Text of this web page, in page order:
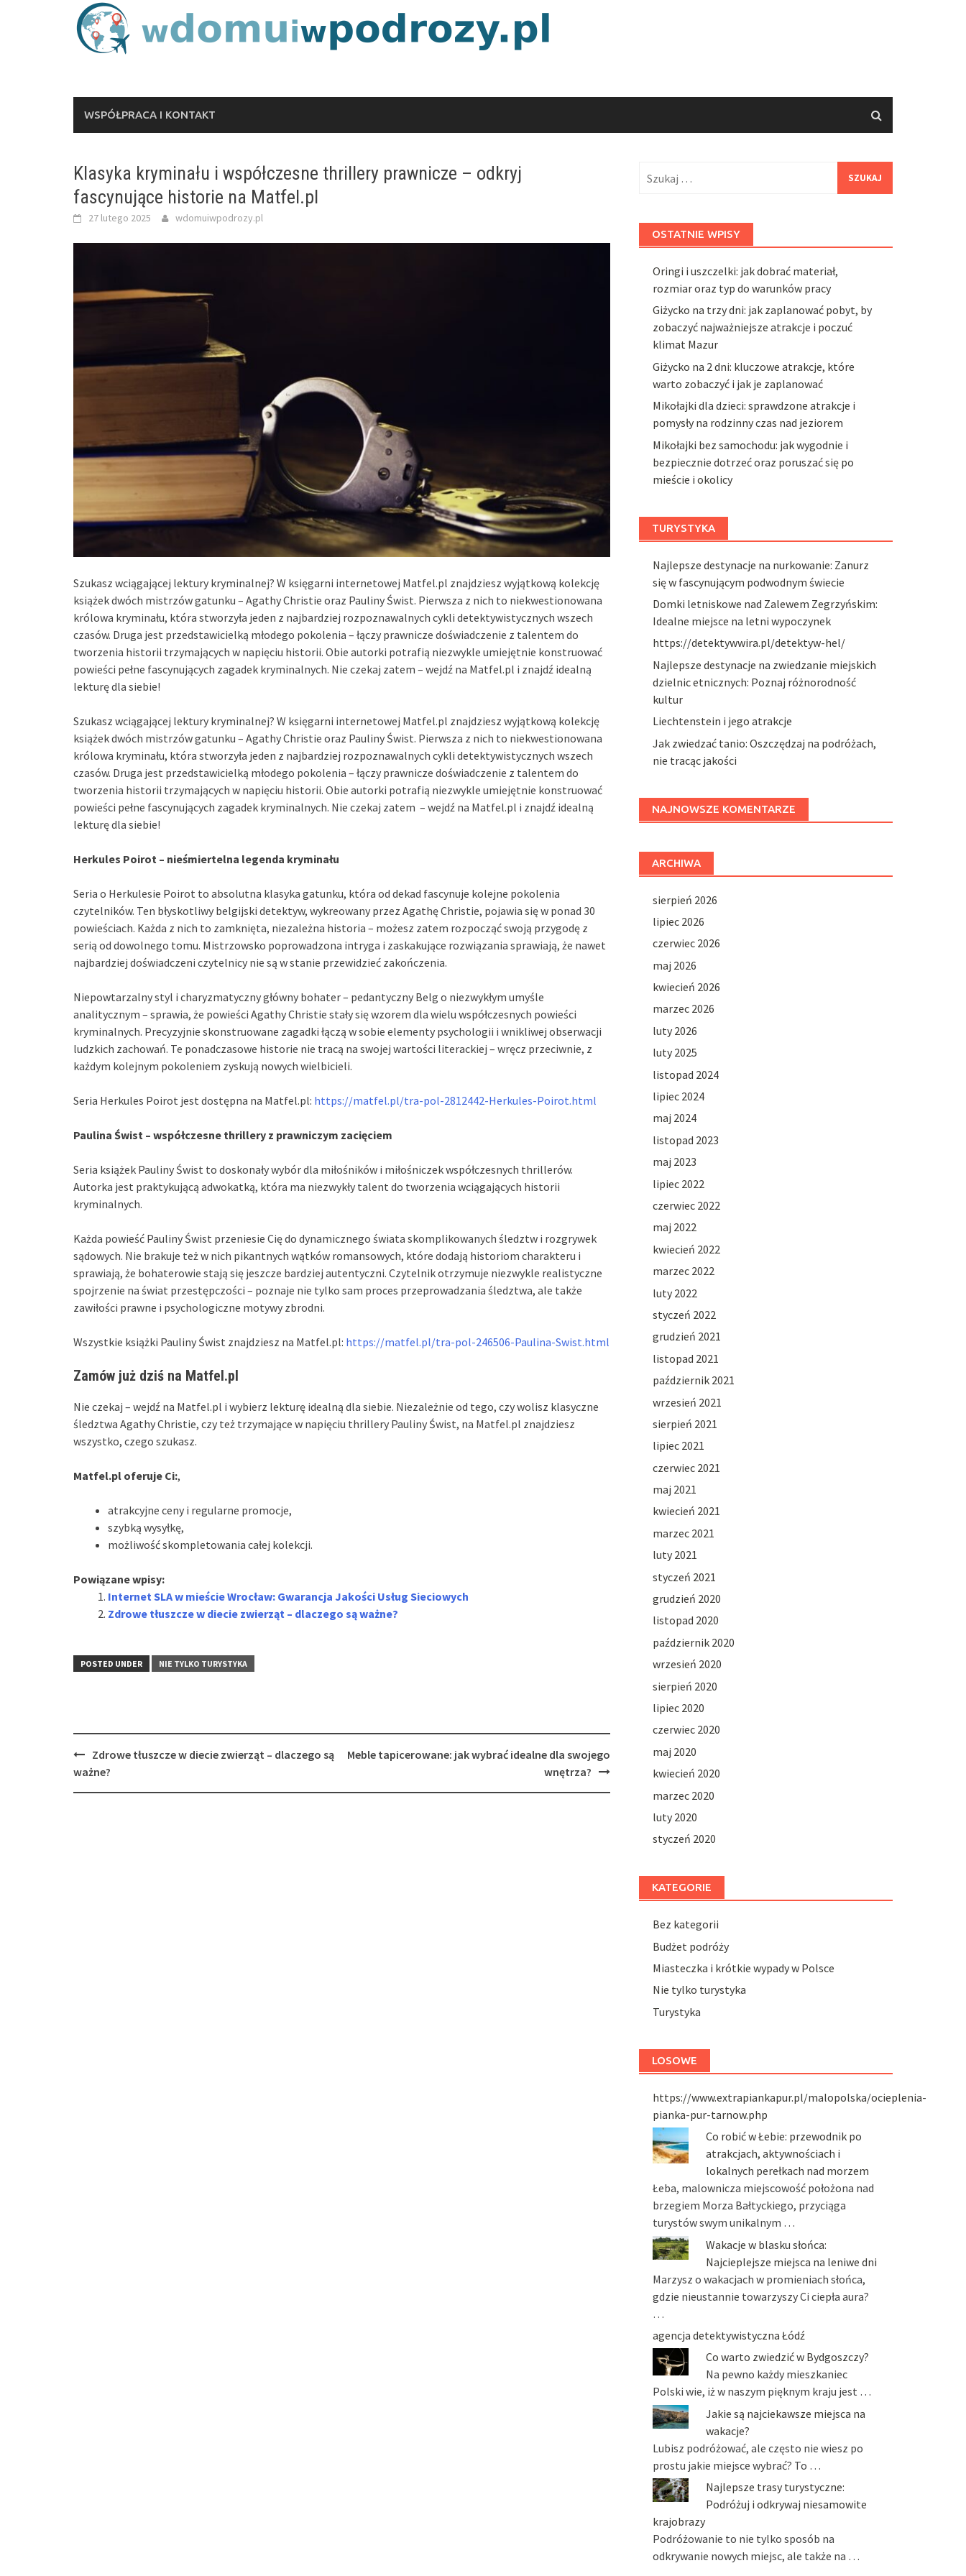
WSPÓŁPRACA I KONTAKT
Klasyka kryminału i współczesne thrillery prawnicze – odkryj
fascynujące historie na Matfel.pl
27 lutego 2025 wdomuiwpodrozy.pl
Szukasz wciągającej lektury kryminalnej? W księgarni internetowej Matfel.pl znajdziesz wyjątkową kolekcję
książek dwóch mistrzów gatunku – Agathy Christie oraz Pauliny Świst. Pierwsza z nich to niekwestionowana
królowa kryminału, która stworzyła jeden z najbardziej rozpoznawalnych cykli detektywistycznych wszech
czasów. Druga jest przedstawicielką młodego pokolenia – łączy prawnicze doświadczenie z talentem do
tworzenia historii trzymających w napięciu historii. Obie autorki potrafią niezwykle umiejętnie konstruować
powieści pełne fascynujących zagadek kryminalnych. Nie czekaj zatem – wejdź na Matfel.pl i znajdź idealną
lekturę dla siebie!
Szukasz wciągającej lektury kryminalnej? W księgarni internetowej Matfel.pl znajdziesz wyjątkową kolekcję
książek dwóch mistrzów gatunku – Agathy Christie oraz Pauliny Świst. Pierwsza z nich to niekwestionowana
królowa kryminału, która stworzyła jeden z najbardziej rozpoznawalnych cykli detektywistycznych wszech
czasów. Druga jest przedstawicielką młodego pokolenia – łączy prawnicze doświadczenie z talentem do
tworzenia historii trzymających w napięciu historii. Obie autorki potrafią niezwykle umiejętnie konstruować
powieści pełne fascynujących zagadek kryminalnych. Nie czekaj zatem – wejdź na Matfel.pl i znajdź idealną
lekturę dla siebie!
Herkules Poirot – nieśmiertelna legenda kryminału
Seria o Herkulesie Poirot to absolutna klasyka gatunku, która od dekad fascynuje kolejne pokolenia
czytelników. Ten błyskotliwy belgijski detektyw, wykreowany przez Agathę Christie, pojawia się w ponad 30
powieściach. Każda z nich to zamknięta, niezależna historia – możesz zatem rozpocząć swoją przygodę z
serią od dowolnego tomu. Mistrzowsko poprowadzona intryga i zaskakujące rozwiązania sprawiają, że nawet
najbardziej doświadczeni czytelnicy nie są w stanie przewidzieć zakończenia.
Niepowtarzalny styl i charyzmatyczny główny bohater – pedantyczny Belg o niezwykłym umyśle
analitycznym – sprawia, że powieści Agathy Christie stały się wzorem dla wielu współczesnych powieści
kryminalnych. Precyzyjnie skonstruowane zagadki łączą w sobie elementy psychologii i wnikliwej obserwacji
ludzkich zachowań. Te ponadczasowe historie nie tracą na swojej wartości literackiej – wręcz przeciwnie, z
każdym kolejnym pokoleniem zyskują nowych wielbicieli.
Seria Herkules Poirot jest dostępna na Matfel.pl: https://matfel.pl/tra-pol-2812442-Herkules-Poirot.html
Paulina Świst – współczesne thrillery z prawniczym zacięciem
Seria książek Pauliny Świst to doskonały wybór dla miłośników i miłośniczek współczesnych thrillerów.
Autorka jest praktykującą adwokatką, która ma niezwykły talent do tworzenia wciągających historii
kryminalnych.
Każda powieść Pauliny Świst przeniesie Cię do dynamicznego świata skomplikowanych śledztw i rozgrywek
sądowych. Nie brakuje też w nich pikantnych wątków romansowych, które dodają historiom charakteru i
sprawiają, że bohaterowie stają się jeszcze bardziej autentyczni. Czytelnik otrzymuje niezwykle realistyczne
spojrzenie na świat przestępczości – poznaje nie tylko sam proces przeprowadzania śledztwa, ale także
zawiłości prawne i psychologiczne motywy zbrodni.
Wszystkie książki Pauliny Świst znajdziesz na Matfel.pl: https://matfel.pl/tra-pol-246506-Paulina-Swist.html
Zamów już dziś na Matfel.pl
Nie czekaj – wejdź na Matfel.pl i wybierz lekturę idealną dla siebie. Niezależnie od tego, czy wolisz klasyczne
śledztwa Agathy Christie, czy też trzymające w napięciu thrillery Pauliny Świst, na Matfel.pl znajdziesz
wszystko, czego szukasz.
Matfel.pl oferuje Ci:,
atrakcyjne ceny i regularne promocje,
szybką wysyłkę,
możliwość skompletowania całej kolekcji.
Powiązane wpisy:
Internet SLA w mieście Wrocław: Gwarancja Jakości Usług Sieciowych
Zdrowe tłuszcze w diecie zwierząt – dlaczego są ważne?
POSTED UNDER NIE TYLKO TURYSTYKA
Post
navigation
Zdrowe tłuszcze w diecie zwierząt – dlaczego są
ważne?
Meble tapicerowane: jak wybrać idealne dla swojego
wnętrza?
OSTATNIE WPISY
Oringi i uszczelki: jak dobrać materiał,
rozmiar oraz typ do warunków pracy
Giżycko na trzy dni: jak zaplanować pobyt, by
zobaczyć najważniejsze atrakcje i poczuć
klimat Mazur
Giżycko na 2 dni: kluczowe atrakcje, które
warto zobaczyć i jak je zaplanować
Mikołajki dla dzieci: sprawdzone atrakcje i
pomysły na rodzinny czas nad jeziorem
Mikołajki bez samochodu: jak wygodnie i
bezpiecznie dotrzeć oraz poruszać się po
mieście i okolicy
TURYSTYKA
Najlepsze destynacje na nurkowanie: Zanurz
się w fascynującym podwodnym świecie
Domki letniskowe nad Zalewem Zegrzyńskim:
Idealne miejsce na letni wypoczynek
https://detektywwira.pl/detektyw-hel/
Najlepsze destynacje na zwiedzanie miejskich
dzielnic etnicznych: Poznaj różnorodność
kultur
Liechtenstein i jego atrakcje
Jak zwiedzać tanio: Oszczędzaj na podróżach,
nie tracąc jakości
NAJNOWSZE KOMENTARZE
ARCHIWA
sierpień 2026
lipiec 2026
czerwiec 2026
maj 2026
kwiecień 2026
marzec 2026
luty 2026
luty 2025
listopad 2024
lipiec 2024
maj 2024
listopad 2023
maj 2023
lipiec 2022
czerwiec 2022
maj 2022
kwiecień 2022
marzec 2022
luty 2022
styczeń 2022
grudzień 2021
listopad 2021
październik 2021
wrzesień 2021
sierpień 2021
lipiec 2021
czerwiec 2021
maj 2021
kwiecień 2021
marzec 2021
luty 2021
styczeń 2021
grudzień 2020
listopad 2020
październik 2020
wrzesień 2020
sierpień 2020
lipiec 2020
czerwiec 2020
maj 2020
kwiecień 2020
marzec 2020
luty 2020
styczeń 2020
KATEGORIE
Bez kategorii
Budżet podróży
Miasteczka i krótkie wypady w Polsce
Nie tylko turystyka
Turystyka
LOSOWE
https://www.extrapiankapur.pl/malopolska/ocieplenia-
pianka-pur-tarnow.php
Co robić w Łebie: przewodnik po
atrakcjach, aktywnościach i
lokalnych perełkach nad morzem
Łeba, malownicza miejscowość położona nad
brzegiem Morza Bałtyckiego, przyciąga
turystów swym unikalnym …
Wakacje w blasku słońca:
Najcieplejsze miejsca na leniwe dni
Marzysz o wakacjach w promieniach słońca,
gdzie nieustannie towarzyszy Ci ciepła aura?
…
agencja detektywistyczna Łódź
Co warto zwiedzić w Bydgoszczy?
Na pewno każdy mieszkaniec
Polski wie, iż w naszym pięknym kraju jest …
Jakie są najciekawsze miejsca na
wakacje?
Lubisz podróżować, ale często nie wiesz po
prostu jakie miejsce wybrać? To …
Najlepsze trasy turystyczne:
Podróżuj i odkrywaj niesamowite
krajobrazy
Podróżowanie to nie tylko sposób na
odkrywanie nowych miejsc, ale także na …